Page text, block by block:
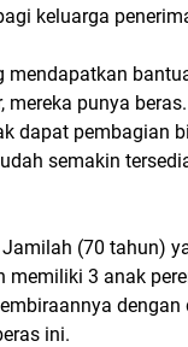
keluarga
mendapatkan
mereka punya
dapat pembagian
semakin
(70 tahun)
memiliki 3 anak
dengan
ini.